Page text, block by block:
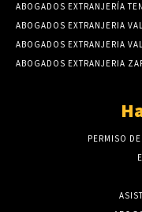
ABOGADOS EXTRANJERÍA
ABOGADOS EXTRANJERIA
ABOGADOS EXTRANJERIA
ABOGADOS EXTRANJERIA
PERMISO